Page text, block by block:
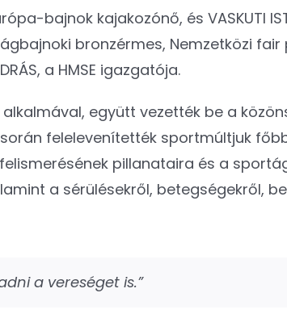
bajnok kajakozónő, és VASKUTI
bronzérmes, ️Nemzetközi
a HMSE igazgatója.
együtt vezették be a
felelevenítették sportmúltjuk
pillanataira és a
a sérülésekről, betegségekről,
a vereséget is.”